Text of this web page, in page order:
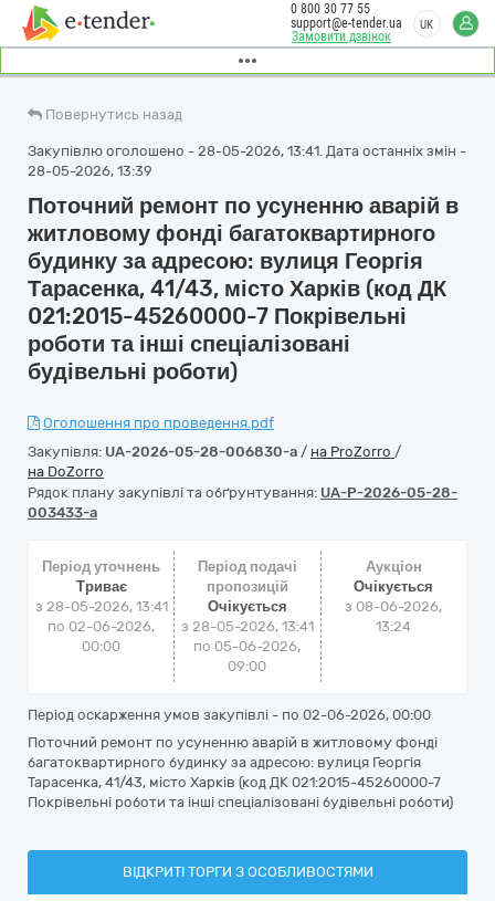
Замовити дзвінок
0 800 30 77 55
support@e-tender.ua
UK
Повернутись назад
Закупівлю оголошено - 28-05-2026, 13:41. Дата останніх змін -
28-05-2026, 13:39
Поточний ремонт по усуненню аварій в
житловому фонді багатоквартирного
будинку за адресою: вулиця Георгія
Тарасенка, 41/43, місто Харків (код ДК
021:2015-45260000-7 Покрівельні
роботи та інші спеціалізовані
будівельні роботи)
Оголошення про проведення.pdf
Закупівля: UA-2026-05-28-006830-a / на ProZorro /
на DoZorro
Рядок плану закупівлі та обґрунтування: UA-P-2026-05-28-
003433-a
Період уточнень
Триває
з 28-05-2026, 13:41
по 02-06-2026,
00:00
Період подачі
пропозицій
Очікується
з 28-05-2026, 13:41
по 05-06-2026,
09:00
Аукціон
Очікується
з 08-06-2026,
13:24
Період оскарження умов закупівлі - по 02-06-2026, 00:00
Поточний ремонт по усуненню аварій в житловому фонді
багатоквартирного будинку за адресою: вулиця Георгія
Тарасенка, 41/43, місто Харків (код ДК 021:2015-45260000-7
Покрівельні роботи та інші спеціалізовані будівельні роботи)
ВІДКРИТІ ТОРГИ З ОСОБЛИВОСТЯМИ